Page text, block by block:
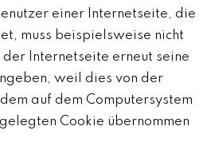
einer Internetseite, die
muss beispielsweise nicht
der Internetseite erneut seine
weil dies von der
auf dem Computersystem
Cookie übernommen